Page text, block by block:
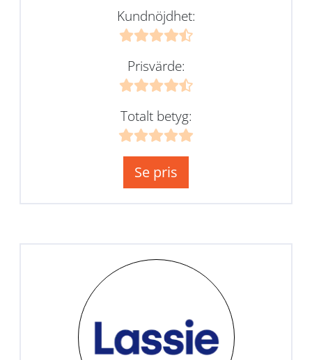
Kundnöjdhet:
Prisvärde:
Totalt betyg:
Se pris